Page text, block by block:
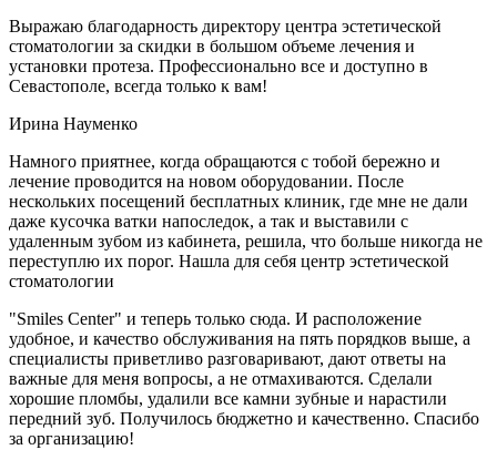
Выражаю благодарность директору центра эстетической
стоматологии за скидки в большом объеме лечения и
установки протеза. Профессионально все и доступно в
Севастополе, всегда только к вам!
Ирина Науменко
Намного приятнее, когда обращаются с тобой бережно и
лечение проводится на новом оборудовании. После
нескольких посещений бесплатных клиник, где мне не дали
даже кусочка ватки напоследок, а так и выставили с
удаленным зубом из кабинета, решила, что больше никогда не
переступлю их порог. Нашла для себя центр эстетической
стоматологии
"Smiles Center" и теперь только сюда. И расположение
удобное, и качество обслуживания на пять порядков выше, а
специалисты приветливо разговаривают, дают ответы на
важные для меня вопросы, а не отмахиваются. Сделали
хорошие пломбы, удалили все камни зубные и нарастили
передний зуб. Получилось бюджетно и качественно. Спасибо
за организацию!